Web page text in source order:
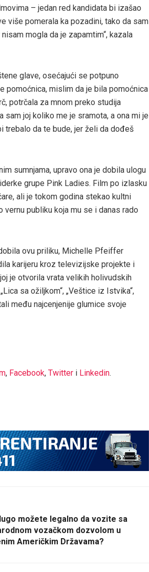
– jedan red kandidata bi izašao
više pomerala ka pozadini, tako da sam
mogla da je zapamtim“, kazala
glave, osećajući se potpuno
pomoćnica, mislim da je bila pomoćnica
potrčala za mnom preko studija
sam joj koliko me je sramota, a ona mi je
trebalo da te bude, jer želi da dođeš
sumnjama, upravo ona je dobila ulogu
grupe Pink Ladies. Film po izlasku
ali je tokom godina stekao kultni
vernu publiku koja mu se i danas rado
ovu priliku, Michelle Pfeiffer
karijeru kroz televizijske projekte i
je otvorila vrata velikih holivudskih
sa ožiljkom“, „Veštice iz Istvika“,
među najcenjenije glumice svoje
, Facebook, Twitter i Linkedin.
možete legalno da vozite sa
vozačkom dozvolom u
Američkim Državama?